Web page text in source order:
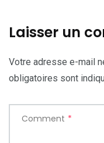
Laisser un
Votre adresse e-mail
obligatoires sont
Comment *